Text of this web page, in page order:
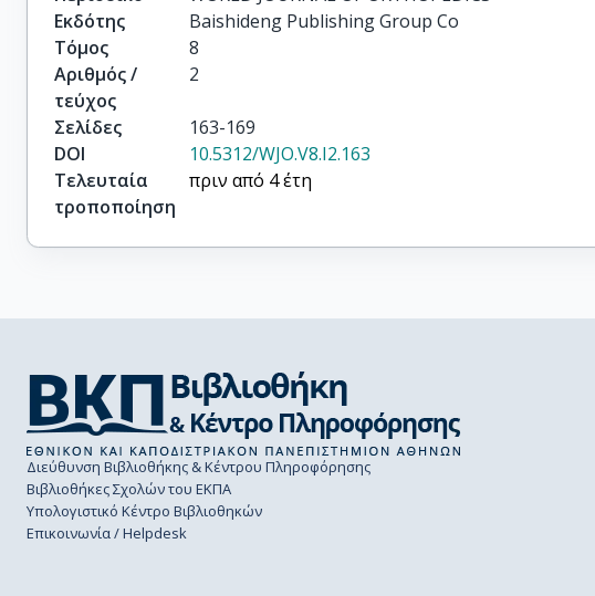
Εκδότης
Baishideng Publishing Group Co
Τόμος
8
Αριθμός /
τεύχος
2
Σελίδες
163-169
DOI
10.5312/WJO.V8.I2.163
Τελευταία
τροποποίηση
πριν από 4 έτη
Διεύθυνση Βιβλιοθήκης & Κέντρου Πληροφόρησης
Βιβλιοθήκες Σχολών του ΕΚΠΑ
Υπολογιστικό Κέντρο Βιβλιοθηκών
Επικοινωνία / Helpdesk